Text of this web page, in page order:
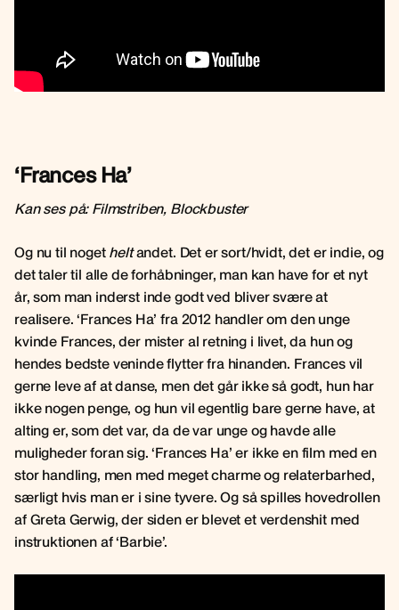
‘Frances Ha’
Kan ses på: Filmstriben, Blockbuster
Og nu til nogetheltandet. Det er sort/hvidt, det er indie, og
det taler til alle de forhåbninger, man kan have for et nyt
år, som man inderst inde godt ved bliver svære at
realisere. ‘Frances Ha’ fra 2012 handler om den unge
kvinde Frances, der mister al retning i livet, da hun og
hendes bedste veninde flytter fra hinanden. Frances vil
gerne leve af at danse, men det går ikke så godt, hun har
ikke nogen penge, og hun vil egentlig bare gerne have, at
alting er, som det var, da de var unge og havde alle
muligheder foran sig. ‘Frances Ha’ er ikke en film med en
stor handling, men med meget charme og relaterbarhed,
særligt hvis man er i sine tyvere. Og så spilles hovedrollen
af Greta Gerwig, der siden er blevet et verdenshit med
instruktionen af ‘Barbie’.